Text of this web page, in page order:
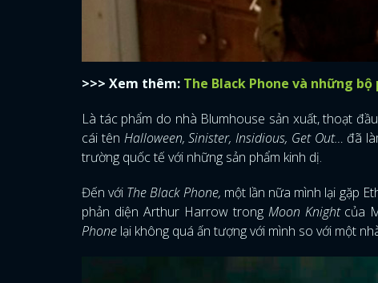
>>> Xem thêm: The Black Phone và những
Là tác phẩm do nhà Blumhouse sản xuất, thoạt
cái tên Halloween, Sinister, Insidious, Get Out… đã
trường quốc tế với những sản phẩm kinh dị.
Đến với The Black Phone, một lần nữa mình lại gặp
phản diện Arthur Harrow trong Moon Knight của
Phone lại không quá ấn tượng với mình so với một